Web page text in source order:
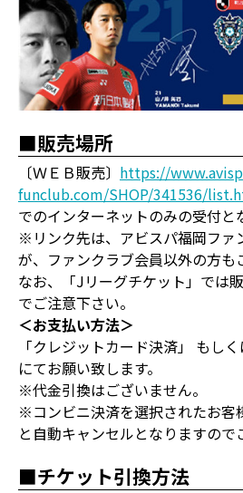
■販売場所
〔ＷＥＢ販売〕 https://
funclub.com/SHOP/341536/
でのインターネットのみの受付と
※リンク先は、アビスパ福岡ファ
が、ファンクラブ会員以外の方も
なお、「Jリーグチケット」では
でご注意下さい。
＜お支払い方法＞
「クレジットカード決済」 もし
にてお願い致します。
※代金引換はございません。
※コンビニ決済を選択されたお客
と自動キャンセルとなりますので
■チケット引換方法